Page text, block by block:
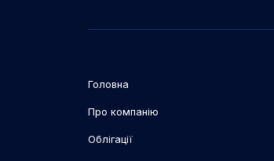
Головна
Про компанію
Облігації